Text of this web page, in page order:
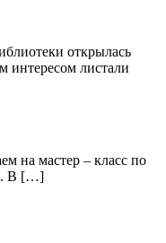
открылась
интересом листали
на мастер – класс по
В […]